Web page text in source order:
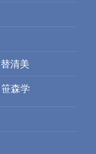
清美
森学